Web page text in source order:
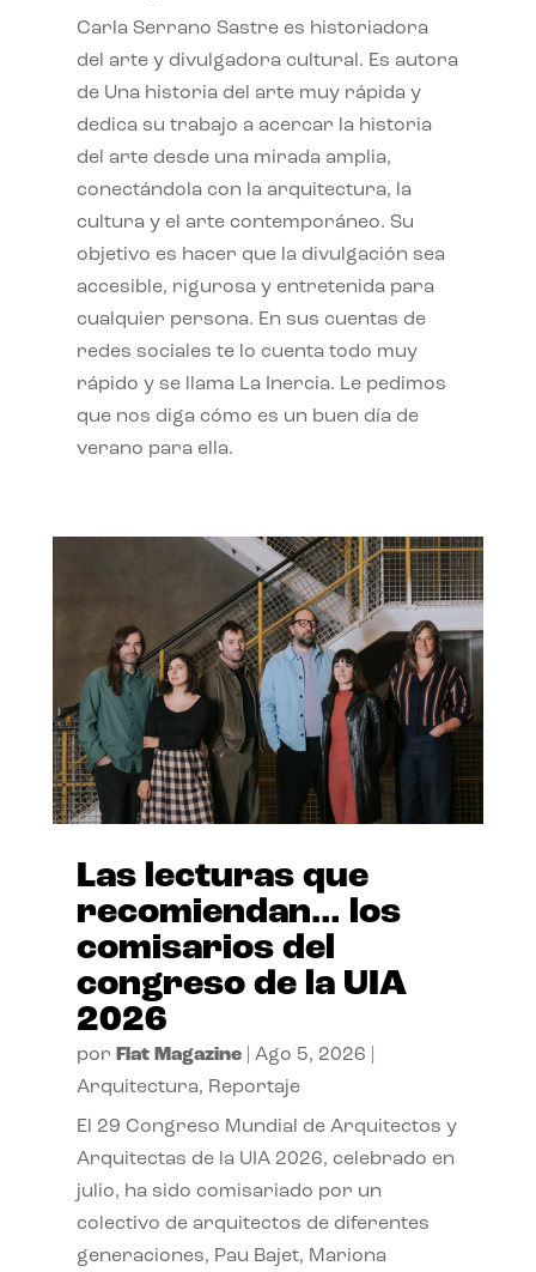
Carla Serrano Sastre es historiadora
del arte y divulgadora cultural. Es autora
de Una historia del arte muy rápida y
dedica su trabajo a acercar la historia
del arte desde una mirada amplia,
conectándola con la arquitectura, la
cultura y el arte contemporáneo. Su
objetivo es hacer que la divulgación sea
accesible, rigurosa y entretenida para
cualquier persona. En sus cuentas de
redes sociales te lo cuenta todo muy
rápido y se llama La Inercia. Le pedimos
que nos diga cómo es un buen día de
verano para ella.
Las lecturas que
recomiendan… los
comisarios del
congreso de la UIA
2026
por Flat Magazine| Ago 5, 2026
Arquitectura, Reportaje
El 29 Congreso Mundial de Arquitectos y
Arquitectas de la UIA 2026, celebrado en
julio, ha sido comisariado por un
colectivo de arquitectos de diferentes
generaciones, Pau Bajet, Mariona